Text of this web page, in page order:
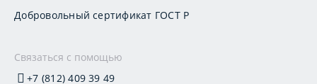
Добровольный сертификат ГОСТ Р
Связаться с помощью
+7 (812) 409 39 49